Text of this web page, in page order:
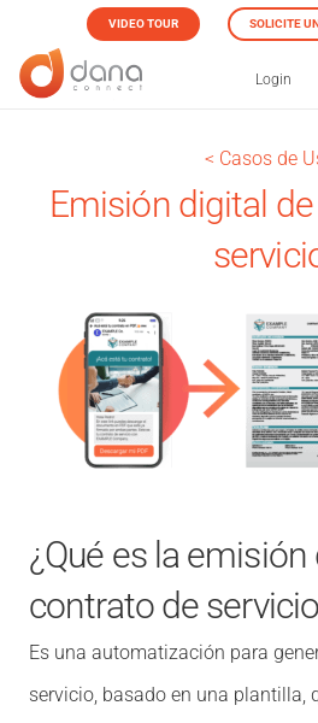
VIDEO TOUR SOLICITE
Login
< Casos de
Emisión digital
¿Qué es la
contrato de
Es una automatización para
servicio, basado en una plantilla,